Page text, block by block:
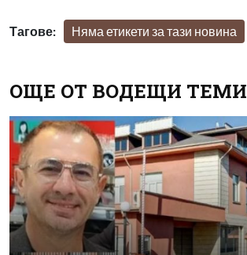
Тагове: Няма етикети за тази новина
ОЩЕ ОТ ВОДЕЩИ ТЕМИ